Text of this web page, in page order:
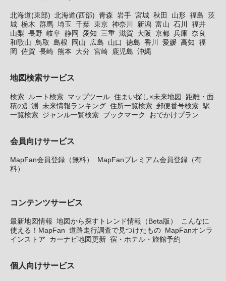
北海道(東部) 北海道(西部) 青森 岩手 宮城 秋田 山形 福島 茨
城 栃木 群馬 埼玉 千葉 東京 神奈川 新潟 富山 石川
福井
山梨 長野 岐阜 静岡 愛知 三重 滋賀 大阪 京都 兵庫 奈良
和歌山
鳥取 島根 岡山 広島 山口 徳島 香川 愛媛 高知 福
岡
佐賀 長崎 熊本 大分 宮崎 鹿児島 沖縄
地図検索サービス
検索 ルート検索 マップツール 住まい探し×未来地図
距離・面
積の計測 未来情報ランキング 住所一覧検索 郵便番号検索 駅
一覧検索 ジャンル一覧検索 ブックマーク おでかけプラン
会員向けサービス
MapFan会員登録（無料）
MapFanプレミアム会員登録（有
料）
コンテンツサービス
最新地図情報 地図から探すトレンド情報（Beta版）
こんなに
使える！MapFan 道路走行調査で見つけたもの MapFanオンラ
インストア
カーナビ地図更新 宿・ホテル・旅館予約
個人向けサービス